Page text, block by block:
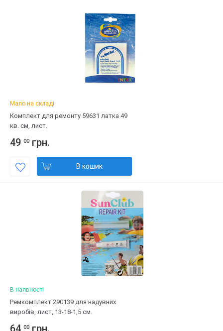
Мало на складі
Комплект для ремонту 59631 латка 49
кв. см, лист.
49 00 грн.
В кошик
В наявності
Ремкомплект 290139 для надувних
виробів, лист, 13-18-1,5 см.
64 00 грн.